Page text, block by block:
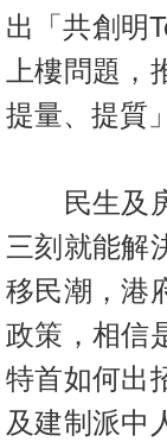
佈
置
業
手
於
我
們
出「共創明
上樓問題，
提量、提質
民生及房
三刻就能解
移民潮，港
政策，相信
特首如何出
及建制派中